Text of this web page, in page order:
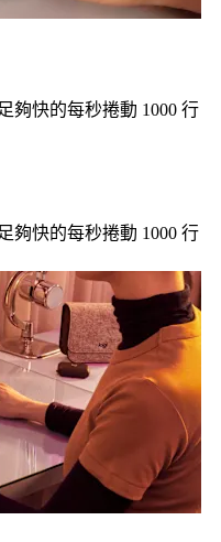
夠快的每秒捲動 1000 行
夠快的每秒捲動 1000 行